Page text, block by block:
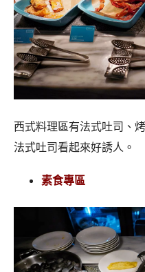
西式料理區有法式吐司、
法式吐司看起來好誘人。
素食專區